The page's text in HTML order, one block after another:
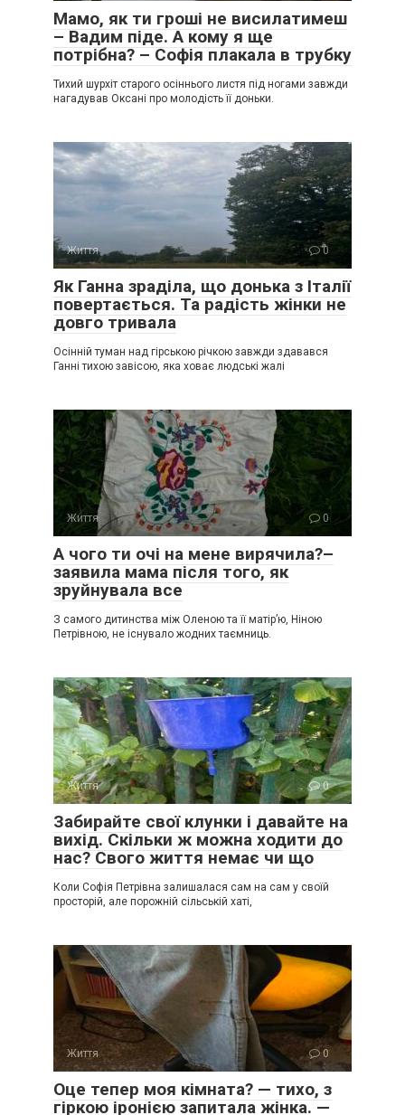
Мамо, як ти гроші не висилатимеш
– Вадим піде. А кому я ще
потрібна? – Софія плакала в трубку
Тихий шурхіт старого осіннього листя під ногами завжди
нагадував Оксані про молодість її доньки.
Життя 0
Як Ганна зраділа, що донька з Італії
повертається. Та радість жінки не
довго тривала
Осінній туман над гірською річкою завжди здавався
Ганні тихою завісою, яка ховає людські жалі
Життя 0
А чого ти очі на мене вирячила?–
заявила мама після того, як
зруйнувала все
З самого дитинства між Оленою та її матір’ю, Ніною
Петрівною, не існувало жодних таємниць.
Життя 0
Забирайте свої клунки і давайте на
вихід. Скільки ж можна ходити до
нас? Свого життя немає чи що
Коли Софія Петрівна залишалася сам на сам у своїй
просторій, але порожній сільській хаті,
Життя 0
Оце тепер моя кімната? — тихо, з
гіркою іронією запитала жінка. —